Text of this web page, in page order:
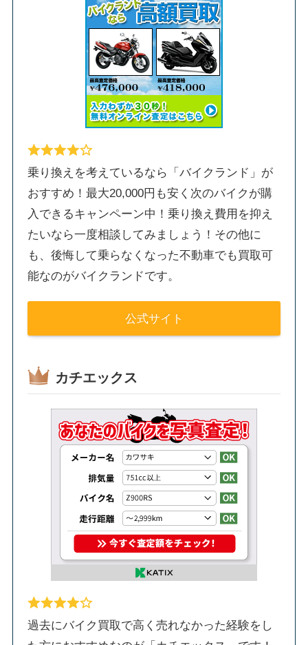
乗り換えを考えているなら「バイクランド」が
おすすめ！最大20,000円も安く次のバイクが購
入できるキャンペーン中！乗り換え費用を抑え
たいなら一度相談してみましょう！その他に
も、後悔して乗らなくなった不動車でも買取可
能なのがバイクランドです。
公式サイト
カチエックス
過去にバイク買取で高く売れなかった経験をし